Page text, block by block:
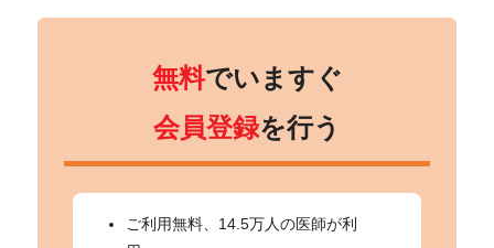
無料でいますぐ
会員登録を行う
ご利用無料、14.5万人の医師が利